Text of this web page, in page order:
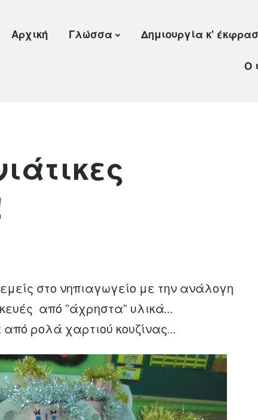
Αρχική Γλώσσα Δημιουργία κ’
Ο
στο νηπιαγωγείο με την ανάλογη
από ”άχρηστα” υλικά…
ρολά χαρτιού κουζίνας…